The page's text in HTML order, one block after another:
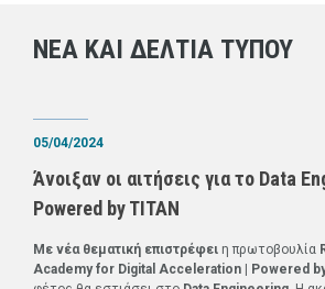
ΝΕΑ ΚΑΙ ΔΕΛΤΙΑ ΤΥΠΟΥ
05/04/2024
Άνοιξαν οι αιτήσεις για το Data
Powered by TITAN
Με νέα θεματική επιστρέφει η πρωτοβουλία
Academy for Digital Acceleration | Powered